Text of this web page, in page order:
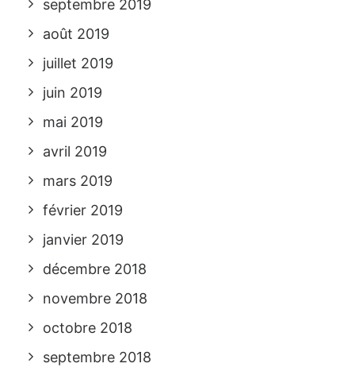
septembre 2019
août 2019
juillet 2019
juin 2019
mai 2019
avril 2019
mars 2019
février 2019
janvier 2019
décembre 2018
novembre 2018
octobre 2018
septembre 2018